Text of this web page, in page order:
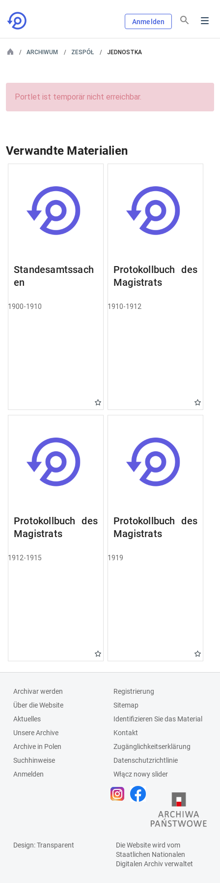
Anmelden
ARCHIWUM ZESPÓŁ JEDNOSTKA
Portlet ist temporär nicht erreichbar.
Verwandte Materialien
Standesamtssach
en
1900-1910
Protokollbuch des
Magistrats
1910-1912
Protokollbuch des
Magistrats
1912-1915
Protokollbuch des
Magistrats
1919
Archivar werden
Über die Website
Aktuelles
Unsere Archive
Archive in Polen
Suchhinweise
Anmelden
Registrierung
Sitemap
Identifizieren Sie das Material
Kontakt
Zugänglichkeitserklärung
Datenschutzrichtlinie
Włącz nowy slider
Design: Transparent
Die Website wird vom
Staatlichen Nationalen
Digitalen Archivverwaltet